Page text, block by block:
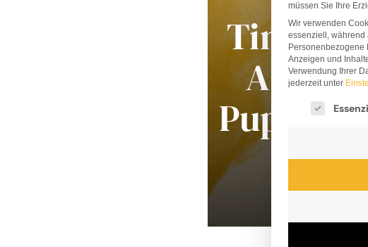
Tina
A.
Pupis
müssen Sie Ihre
Wir verwenden
essenziell, während
Personenbezogene
Anzeigen und
Verwendung Ihrer
jederzeit unter
Es folgt